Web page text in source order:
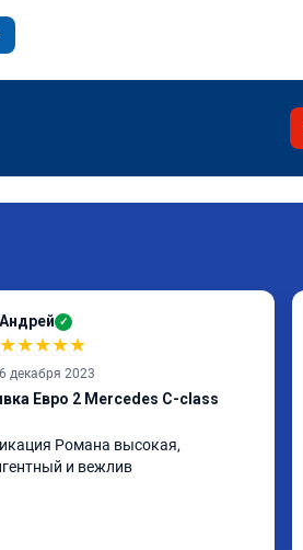
Андрей ✓
★★★★★
6 декабря 2023
Евро 2 Mercedes C-class
Романа высокая,
и вежлив